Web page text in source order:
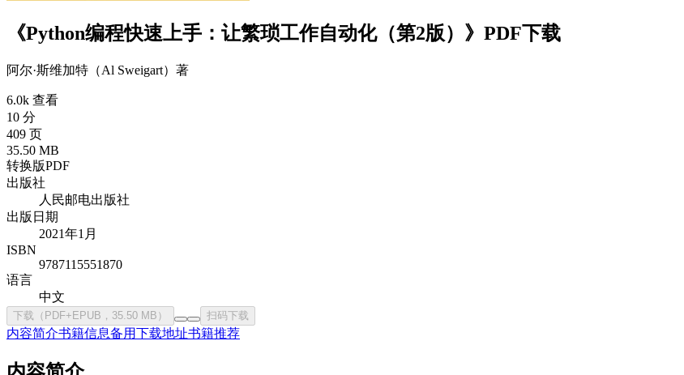
《Python编程快速上手：让繁琐工作自动化（第2版）》PDF下载
阿尔·斯维加特（Al Sweigart） 著
6.0k 查看
10 分
409 页
35.50 MB
转换版PDF
出版社
人民邮电出版社
出版日期
2021年1月
ISBN
9787115551870
语言
中文
下载（PDF+EPUB，35.50 MB） 扫码下载
内容简介书籍信息备用下载地址书籍推荐